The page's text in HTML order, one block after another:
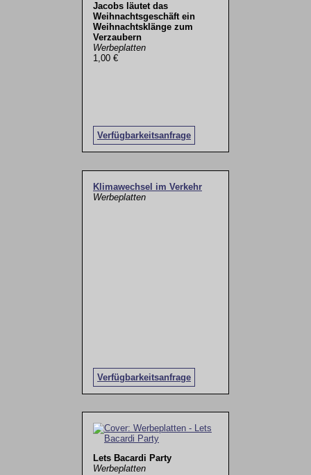
Jacobs läutet das
Weihnachtsgeschäft ein
Weihnachtsklänge zum
Verzaubern
Werbeplatten
1,00 €
Verfügbarkeitsanfrage
Klimawechsel im Verkehr
Werbeplatten
Verfügbarkeitsanfrage
Lets Bacardi Party
Werbeplatten